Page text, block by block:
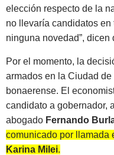
elección respecto de la
no llevaría candidatos
ninguna novedad”,
Por el momento, la
armados en la Ciudad
bonaerense. El
candidato a gobernador,
abogado Fernando
comunicado por llamada
Karina Milei.